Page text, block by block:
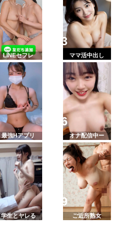
LINEセフレ ママ活中出し
最強Hアプリ オナ配信中ー
学生とヤレる ご近所熟女